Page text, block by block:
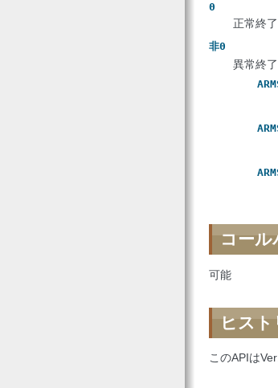
0
正常終了
非0
異常終
コール
可能
ヒスト
このAPIは